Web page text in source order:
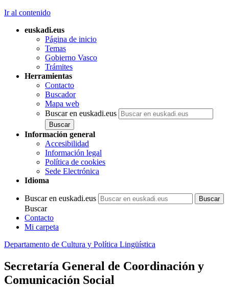
Ir al contenido
euskadi.eus
Página de inicio
Temas
Gobierno Vasco
Trámites
Herramientas
Contacto
Buscador
Mapa web
Buscar en euskadi.eus
Información general
Accesibilidad
Información legal
Política de cookies
Sede Electrónica
Idioma
Buscar en euskadi.eus
Buscar
Contacto
Mi carpeta
Departamento de Cultura y Política Lingüística
Secretaría General de Coordinación y
Comunicación Social